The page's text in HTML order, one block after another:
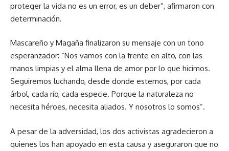
proteger la vida no es un error, es un deber”, afirmaron con
determinación.
Mascareño y Magaña finalizaron su mensaje con un tono
esperanzador: “Nos vamos con la frente en alto, con las
manos limpias y el alma llena de amor por lo que hicimos.
Seguiremos luchando, desde donde estemos, por cada
árbol, cada río, cada especie. Porque la naturaleza no
necesita héroes, necesita aliados. Y nosotros lo somos”.
A pesar de la adversidad, los dos activistas agradecieron a
quienes los han apoyado en esta causa y aseguraron que no